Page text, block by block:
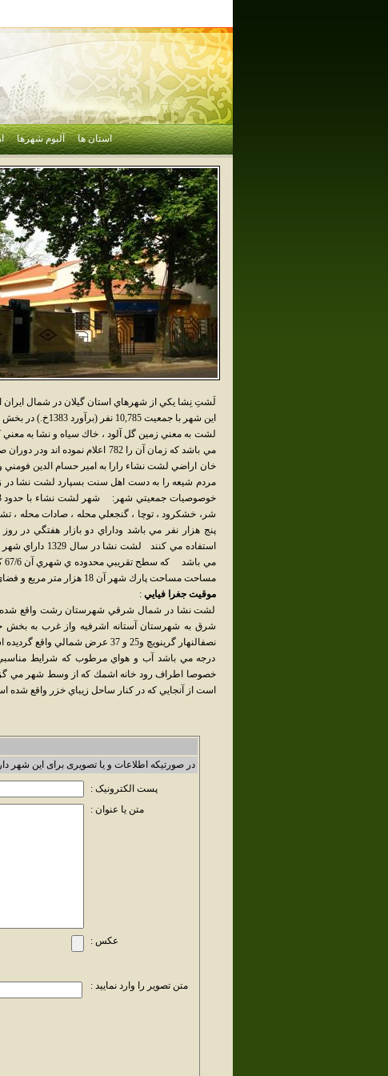
استان ها آلبوم شهرها
لَشتِ نِشا يکي از شهرهاي استان گيلان در شمال
اين شهر با جمعيت 10,785 نفر (برآورد 1383خ.) در بخش لشت نشا شهرستان رشت قرار دارد.
لشت به معني زمين گل آلود ، خاك سياه و نشا به
خان اراضي لشت نشاء رارا به امير حسام الدين فومني
مردم شيعه را به دست اهل سنت بسپارد لشت نشا
پنج هزار نفر مي باشد وداراي دو بازار هفتگي در
مساحت مساحت پارك شهر آن 18 هزار متر مربع و فضاي سبز آن 20 هكتار مي باشد
موقيت جغرا فيايي :
لشت نشا در شمال شرقي شهرستان رشت واقع شده
درجه مي باشد آب و هواي مرطوب كه شرايط
خصوصا اطراف رود خانه اشمك كه از وسط شهر مي
است از آنجايي كه در كنار ساحل زيباي خزر واقع شده
در صورتیکه اطلاعات و یا تصویری برای این شهر
پست الکترونیک :
متن یا عنوان :
عکس :
متن تصویر را وارد نمایید :